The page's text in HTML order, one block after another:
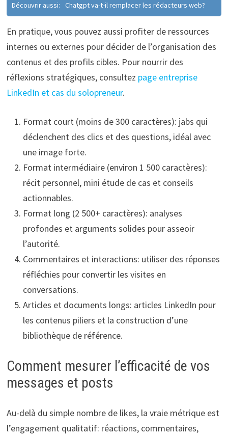
Découvrir aussi: Chatgpt va-t-il remplacer les rédacteurs web?
En pratique, vous pouvez aussi profiter de ressources
internes ou externes pour décider de l’organisation des
contenus et des profils cibles. Pour nourrir des
réflexions stratégiques, consultez page entreprise
LinkedIn et cas du solopreneur.
Format court (moins de 300 caractères): jabs qui
déclenchent des clics et des questions, idéal avec
une image forte.
Format intermédiaire (environ 1 500 caractères):
récit personnel, mini étude de cas et conseils
actionnables.
Format long (2 500+ caractères): analyses
profondes et arguments solides pour asseoir
l’autorité.
Commentaires et interactions: utiliser des réponses
réfléchies pour convertir les visites en
conversations.
Articles et documents longs: articles LinkedIn pour
les contenus piliers et la construction d’une
bibliothèque de référence.
Comment mesurer l’efficacité de vos
messages et posts
Au-delà du simple nombre de likes, la vraie métrique est
l’engagement qualitatif: réactions, commentaires,